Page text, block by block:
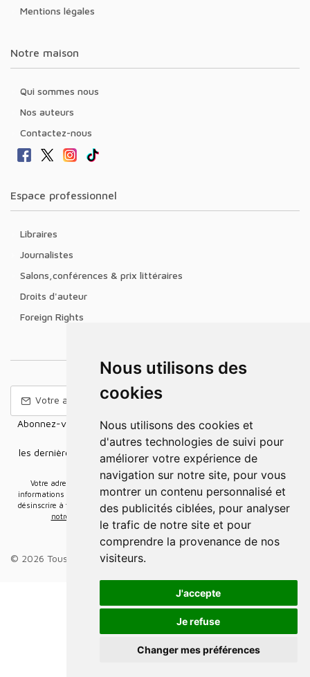
Nous utilisons des
cookies
Nous utilisons des cookies et
d'autres technologies de suivi pour
améliorer votre expérience de
navigation sur notre site, pour vous
montrer un contenu personnalisé et
des publicités ciblées, pour analyser
le trafic de notre site et pour
comprendre la provenance de nos
visiteurs.
J'accepte
Je refuse
Changer mes préférences
Mentions légales
Notre maison
Qui sommes nous
Nos auteurs
Contactez-nous
Espace professionnel
Libraires
Journalistes
Salons,conférences & prix littéraires
Droits d'auteur
Foreign Rights
Abonnez-vous à notre Newsletter pour recevoir nos nouvelles
offres,
les dernières nouvelles, des informations sur les ventes et les
promotions.
Votre adresse e-mail sera uniquement utilisée pour vous envoyer des
informations sur les actualités relatives au groupe Elidia. Vous pouvez vous
désinscrire à tout moment. Pour plus d’informations, cliquez ici Retrouvez ici
notre politique de protection de vos données personnelles
© 2026 Tous droits réservés.Groupe Elidia